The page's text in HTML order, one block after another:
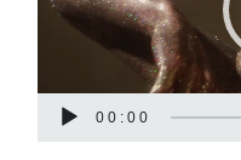
00:00